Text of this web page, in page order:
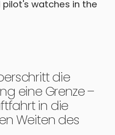
die
eine Grenze –
in die
Weiten des